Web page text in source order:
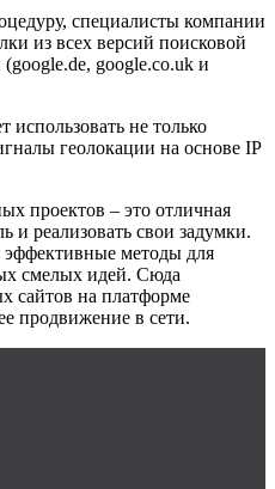
специалисты компании
из всех версий поисковой
google.co.uk и
использовать не только
геолокации на основе IP
проектов – это отличная
и реализовать свои задумки.
эффективные методы для
смелых идей. Сюда
сайтов на платформе
продвижение в сети.